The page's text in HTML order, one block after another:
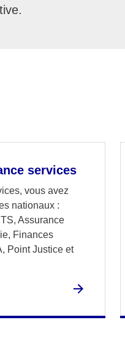
services
vous avez
nationaux :
Assurance
Finances
Point Justice et